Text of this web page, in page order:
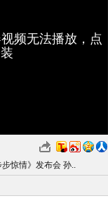
频无法播放，点
步惊情》发布会 孙..